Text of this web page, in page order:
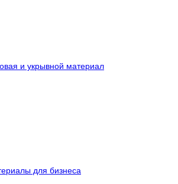
и укрывной материал
для бизнеса